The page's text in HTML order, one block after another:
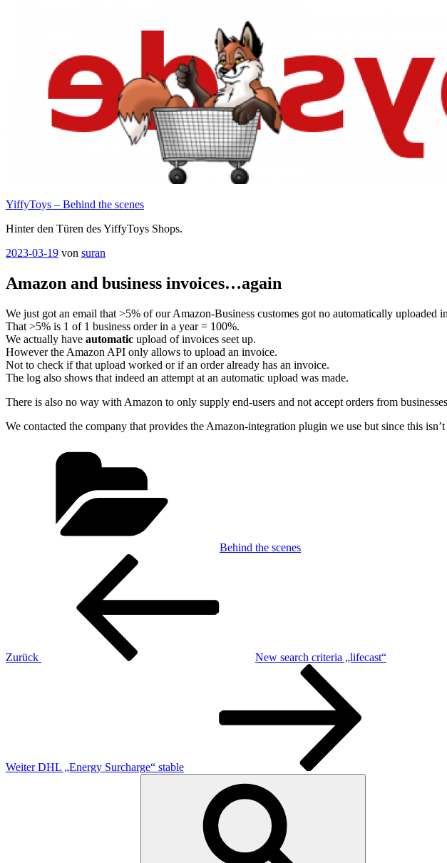
YiffyToys – Behind the scenes
Hinter den Türen des YiffyToys Shops.
Veröffentlicht
2023-03-19 von suran
Amazon and business invoices…again
We just got an email that >5% of our Amazon-Business customes got no automatically uploaded
That >5% is 1 of 1 business order in a year = 100%.
We actually have automatic upload of invoices seet up.
However the Amazon API only allows to upload an invoice.
Not to check if that upload worked or if an order already has an invoice.
The log also shows that indeed an attempt at an automatic upload was made.
There is also no way with Amazon to only supply end-users and not accept orders from
We contacted the company that provides the Amazon-integration plugin we use but since this
Behind the scenes
Beitragsnavigation
Zurück
New search criteria „lifecast“
Weiter DHL „Energy Surcharge“ stable